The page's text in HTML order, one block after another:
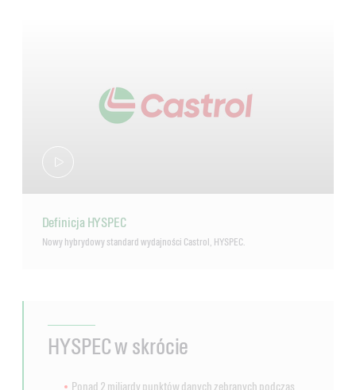
Definicja HYSPEC
Nowy hybrydowy standard wydajności Castrol, HYSPEC.
HYSPEC w skrócie
Ponad 2 miliardy punktów danych zebranych podczas